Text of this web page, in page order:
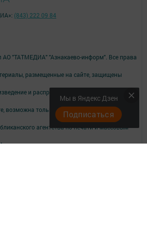
Мы в Яндекс Дзен
Подписаться
АО "ТАТМЕДИА" "Азнакаево-информ". Все права
размещенные на сайте, защищены
и распространение в любом объеме
возможна только с письменного согласия
агентства по печати и массовым
(843) 222 09 84